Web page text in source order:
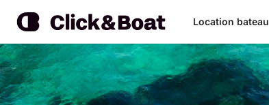
Location bateau